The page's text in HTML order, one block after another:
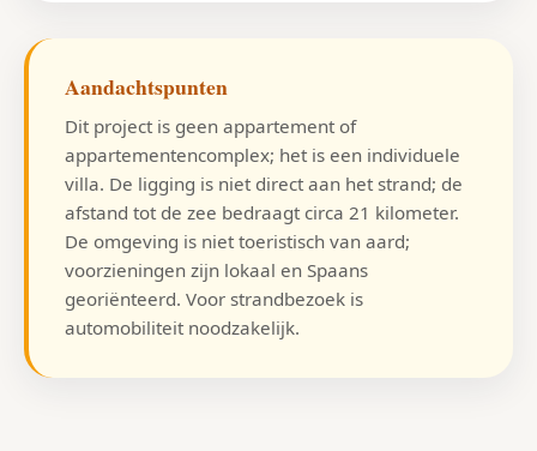
Aandachtspunten
Dit project is geen appartement of
appartementencomplex; het is een individuele
villa. De ligging is niet direct aan het strand; de
afstand tot de zee bedraagt circa 21 kilometer.
De omgeving is niet toeristisch van aard;
voorzieningen zijn lokaal en Spaans
georiënteerd. Voor strandbezoek is
automobiliteit noodzakelijk.